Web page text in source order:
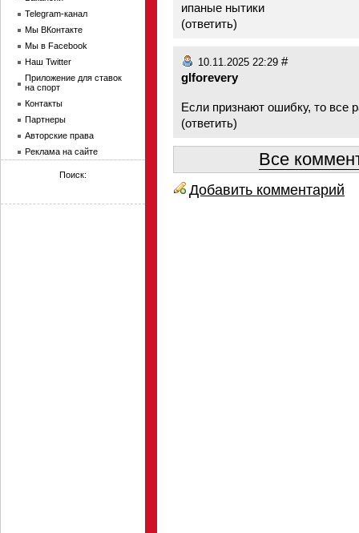
ипаные нытики
(ответить)
10.11.2025 22:29 #
glforevery
Если признают ошибку, то все
(ответить)
Все
Добавить комментарий
Telegram-канал
Мы ВКонтакте
Мы в Facebook
Наш Twitter
Приложение для ставок
на спорт
Контакты
Партнеры
Авторские права
Реклама на сайте
Поиск: